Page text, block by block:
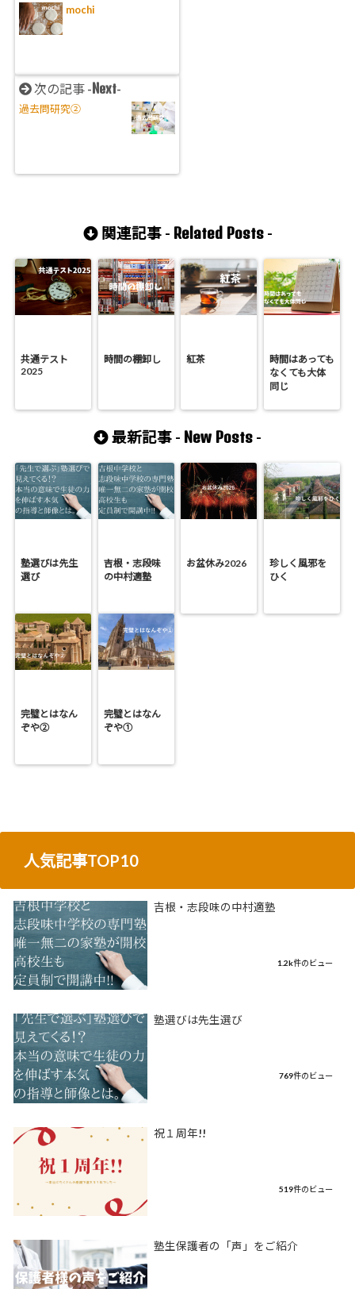
mochi
次の記事 -Next-
過去問研究②
関連記事 - Related Posts-
共通テスト
2025
時間の棚卸し 紅茶
時間はあっても
なくても大体
同じ
最新記事 - New Posts -
塾選びは先生
選び
吉根・志段味
の中村適塾
お盆休み2026
珍しく風邪を
ひく
完璧とはなん
ぞや②
完璧とはなん
ぞや①
人気記事TOP10
吉根・志段味の中村適塾
1.2k件のビュー
塾選びは先生選び
769件のビュー
祝１周年!!
519件のビュー
塾生保護者の「声」をご紹介